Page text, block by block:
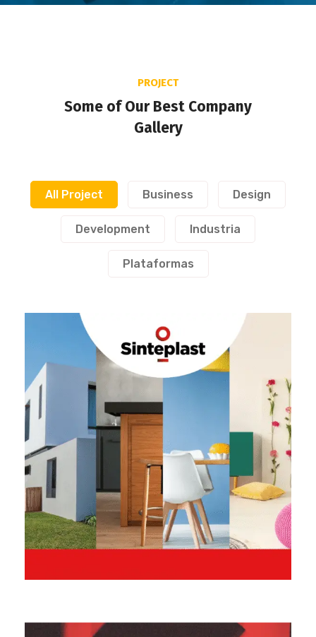
PROJECT
Some of Our Best Company
Gallery
All Project Business Design
Development Industria
Plataformas